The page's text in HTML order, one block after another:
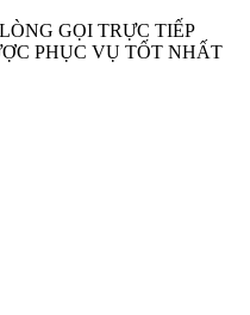
GỌI TRỰC TIẾP
PHỤC VỤ TỐT NHẤT